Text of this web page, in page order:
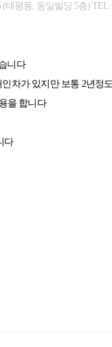
평동, 동일빌딩 5층) TEL :
니다
차가 있지만 보통 2년정
을 합니다
다